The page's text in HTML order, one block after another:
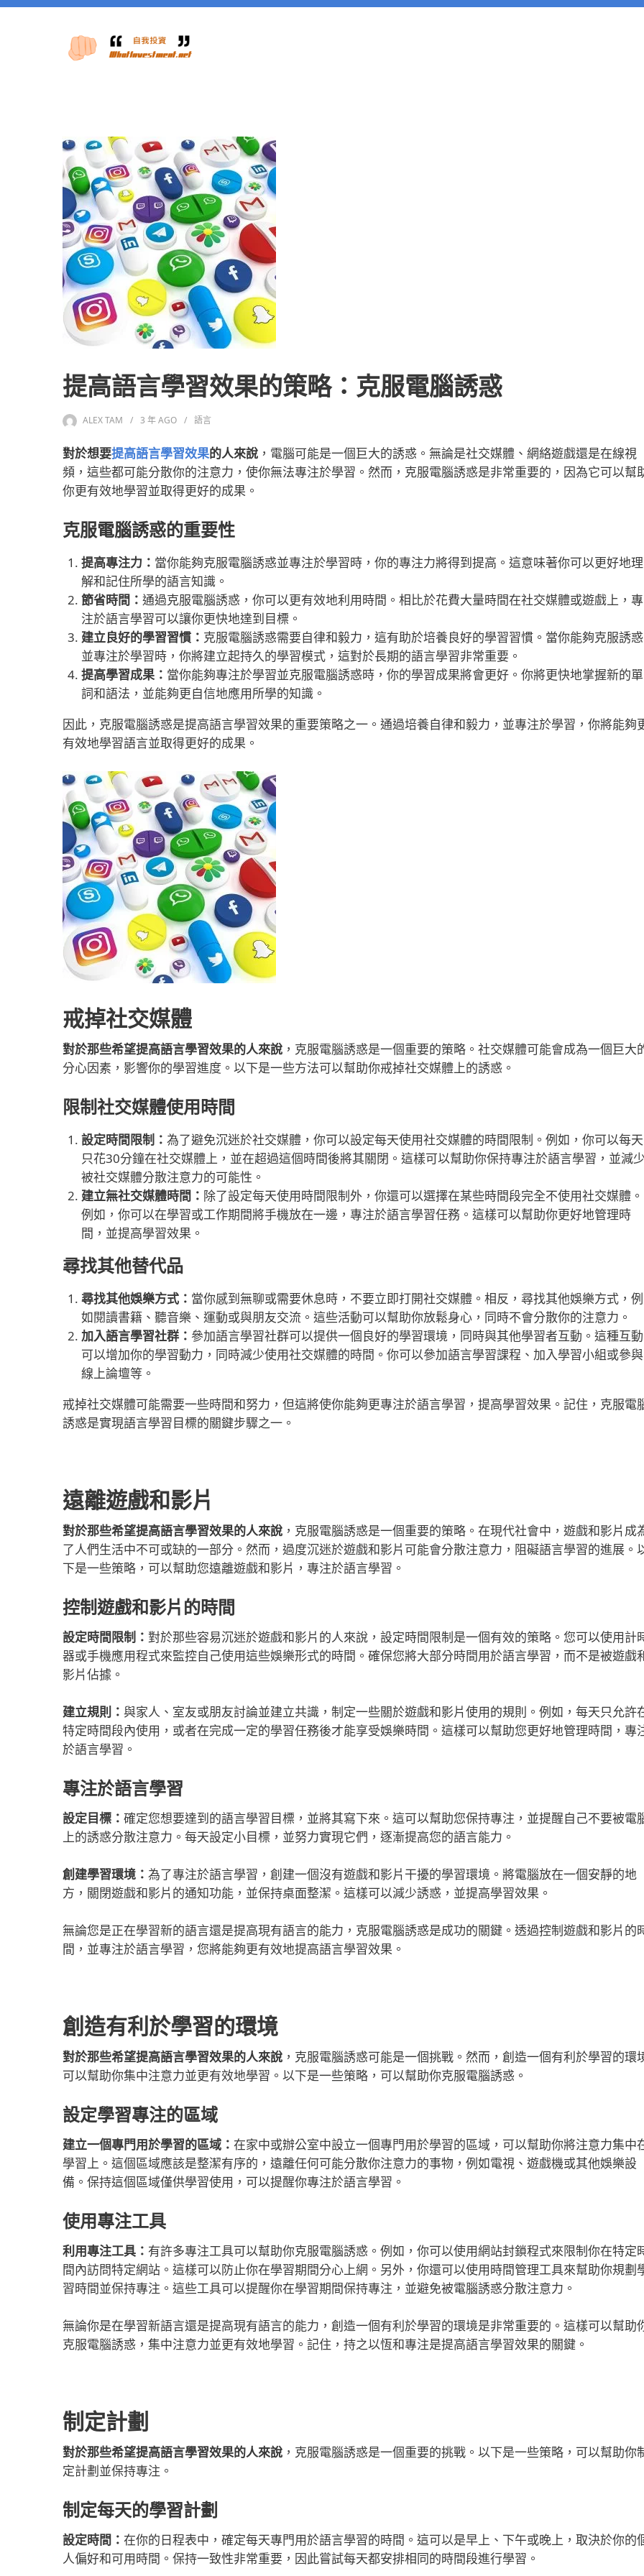
提高語言學習效果的策略：克服電腦誘惑
ALEX TAM 3 年AGO 語言
對於想要提高語言學習效果的人來說 ，電腦可能是一個巨大的誘惑。無論是社交媒體、網絡遊戲還是在線視
頻，這些都可能分散你的注意力，使你無法專注於學習。然而，克服電腦誘惑是非常重要的，因為它可以幫
你更有效地學習並取得更好的成果。
克服電腦誘惑的重要性
提高專注力： 當你能夠克服電腦誘惑並專注於學習時，你的專注力將得到提高。這意味著你可以更好地理
解和記住所學的語言知識。
節省時間： 通過克服電腦誘惑，你可以更有效地利用時間。相比於花費大量時間在社交媒體或遊戲上，專
注於語言學習可以讓你更快地達到目標。
建立良好的學習習慣： 克服電腦誘惑需要自律和毅力，這有助於培養良好的學習習慣。當你能夠克服誘惑
並專注於學習時，你將建立起持久的學習模式，這對於長期的語言學習非常重要。
提高學習成果： 當你能夠專注於學習並克服電腦誘惑時，你的學習成果將會更好。你將更快地掌握新的單
詞和語法，並能夠更自信地應用所學的知識。
因此，克服電腦誘惑是提高語言學習效果的重要策略之一。通過培養自律和毅力，並專注於學習，你將能夠
有效地學習語言並取得更好的成果。
戒掉社交媒體
對於那些希望提高語言學習效果的人來說 ，克服電腦誘惑是一個重要的策略。社交媒體可能會成為一個巨大
分心因素，影響你的學習進度。以下是一些方法可以幫助你戒掉社交媒體上的誘惑。
限制社交媒體使用時間
設定時間限制： 為了避免沉迷於社交媒體，你可以設定每天使用社交媒體的時間限制。例如，你可以每天
只花30分鐘在社交媒體上，並在超過這個時間後將其關閉。這樣可以幫助你保持專注於語言學習，並減少
被社交媒體分散注意力的可能性。
建立無社交媒體時間： 除了設定每天使用時間限制外，你還可以選擇在某些時間段完全不使用社交媒體。
例如，你可以在學習或工作期間將手機放在一邊，專注於語言學習任務。這樣可以幫助你更好地管理時
間，並提高學習效果。
尋找其他替代品
尋找其他娛樂方式： 當你感到無聊或需要休息時，不要立即打開社交媒體。相反，尋找其他娛樂方式，例
如閱讀書籍、聽音樂、運動或與朋友交流。這些活動可以幫助你放鬆身心，同時不會分散你的注意力。
加入語言學習社群： 參加語言學習社群可以提供一個良好的學習環境，同時與其他學習者互動。這種互動
可以增加你的學習動力，同時減少使用社交媒體的時間。你可以參加語言學習課程、加入學習小組或參與
線上論壇等。
戒掉社交媒體可能需要一些時間和努力，但這將使你能夠更專注於語言學習，提高學習效果。記住，克服電
誘惑是實現語言學習目標的關鍵步驟之一。
遠離遊戲和影片
對於那些希望提高語言學習效果的人來說 ，克服電腦誘惑是一個重要的策略。在現代社會中，遊戲和影片成
了人們生活中不可或缺的一部分。然而，過度沉迷於遊戲和影片可能會分散注意力，阻礙語言學習的進展。
下是一些策略，可以幫助您遠離遊戲和影片，專注於語言學習。
控制遊戲和影片的時間
設定時間限制： 對於那些容易沉迷於遊戲和影片的人來說，設定時間限制是一個有效的策略。您可以使用計
器或手機應用程式來監控自己使用這些娛樂形式的時間。確保您將大部分時間用於語言學習，而不是被遊戲
影片佔據。
建立規則： 與家人、室友或朋友討論並建立共識，制定一些關於遊戲和影片使用的規則。例如，每天只允許
特定時間段內使用，或者在完成一定的學習任務後才能享受娛樂時間。這樣可以幫助您更好地管理時間，專
於語言學習。
專注於語言學習
設定目標： 確定您想要達到的語言學習目標，並將其寫下來。這可以幫助您保持專注，並提醒自己不要被電
上的誘惑分散注意力。每天設定小目標，並努力實現它們，逐漸提高您的語言能力。
創建學習環境： 為了專注於語言學習，創建一個沒有遊戲和影片干擾的學習環境。將電腦放在一個安靜的地
方，關閉遊戲和影片的通知功能，並保持桌面整潔。這樣可以減少誘惑，並提高學習效果。
無論您是正在學習新的語言還是提高現有語言的能力，克服電腦誘惑是成功的關鍵。透過控制遊戲和影片的
間，並專注於語言學習，您將能夠更有效地提高語言學習效果。
創造有利於學習的環境
對於那些希望提高語言學習效果的人來說 ，克服電腦誘惑可能是一個挑戰。然而，創造一個有利於學習的環
可以幫助你集中注意力並更有效地學習。以下是一些策略，可以幫助你克服電腦誘惑。
設定學習專注的區域
建立一個專門用於學習的區域： 在家中或辦公室中設立一個專門用於學習的區域，可以幫助你將注意力集中
學習上。這個區域應該是整潔有序的，遠離任何可能分散你注意力的事物，例如電視、遊戲機或其他娛樂設
備。保持這個區域僅供學習使用，可以提醒你專注於語言學習。
使用專注工具
利用專注工具： 有許多專注工具可以幫助你克服電腦誘惑。例如，你可以使用網站封鎖程式來限制你在特定
間內訪問特定網站。這樣可以防止你在學習期間分心上網。另外，你還可以使用時間管理工具來幫助你規劃
習時間並保持專注。這些工具可以提醒你在學習期間保持專注，並避免被電腦誘惑分散注意力。
無論你是在學習新語言還是提高現有語言的能力，創造一個有利於學習的環境是非常重要的。這樣可以幫助
克服電腦誘惑，集中注意力並更有效地學習。記住，持之以恆和專注是提高語言學習效果的關鍵。
制定計劃
對於那些希望提高語言學習效果的人來說 ，克服電腦誘惑是一個重要的挑戰。以下是一些策略，可以幫助你
定計劃並保持專注。
制定每天的學習計劃
設定時間： 在你的日程表中，確定每天專門用於語言學習的時間。這可以是早上、下午或晚上，取決於你的
人偏好和可用時間。保持一致性非常重要，因此嘗試每天都安排相同的時間段進行學習。